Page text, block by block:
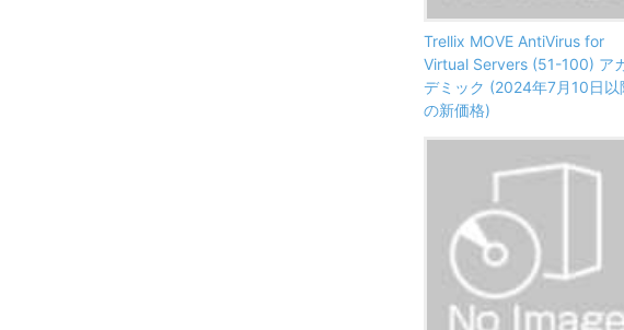
Trellix MOVE AntiVirus for
Virtual Servers (51-100) ア
デミック (2024年7月10日以
の新価格)